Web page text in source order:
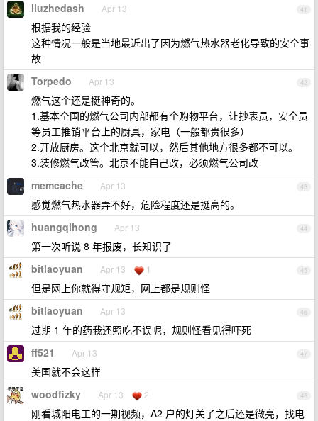
41
liuzhedash Apr 13
根据我的经验
这种情况一般是当地最近出了因为燃气热水器老化导致的安全事
故
42
Torpedo Apr 13
燃气这个还是挺神奇的。
1.基本全国的燃气公司内部都有个购物平台，让抄表员，安全员
等员工推销平台上的厨具，家电（一般都贵很多）
2.开放厨房。这个北京就可以，然后其他地方很多都不可以。
3.装修燃气改管。北京不能自己改，必须燃气公司改
43
memcache Apr 13
感觉燃气热水器弄不好，危险程度还是挺高的。
44
huangqihong Apr 13
第一次听说 8 年报废，长知识了
45
bitlaoyuan Apr 13 1
但是网上你就得守规矩，网上都是规则怪
46
bitlaoyuan Apr 13
过期 1 年的药我还照吃不误呢，规则怪看见得吓死
47
ff521 Apr 13
美国就不会这样
48
woodfizky Apr 13 2
刚看城阳电工的一期视频，A2 户的灯关了之后还是微亮，找电